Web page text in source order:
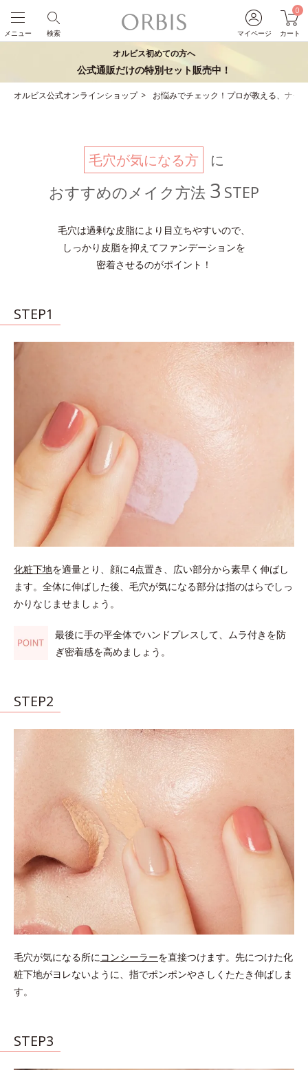
マイページ
0
カート
検索
メニュー
オルビス初めての方へ
公式通販だけの特別セット販売中！
オルビス公式オンラインショップ お悩みでチェック！プロが教える、ナチ
毛穴が気になる方 に
おすすめのメイク方法 3 STEP
毛穴は過剰な皮脂により目立ちやすいので、
しっかり皮脂を抑えてファンデーションを
密着させるのがポイント！
STEP1
化粧下地を適量とり、顔に4点置き、広い部分から素早く伸ばし
ます。全体に伸ばした後、毛穴が気になる部分は指のはらでしっ
かりなじませましょう。
最後に手の平全体でハンドプレスして、ムラ付きを防
ぎ密着感を高めましょう。
STEP2
毛穴が気になる所に コンシーラーを直接つけます。先につけた化
粧下地がヨレないように、指でポンポンやさしくたたき伸ばしま
す。
STEP3